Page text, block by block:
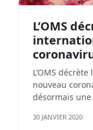
L’OMS
L’OMS
nouveau
désormais
30 JANVIER 2020